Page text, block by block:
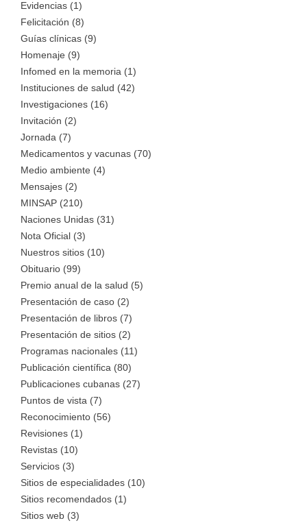
Evidencias (1)
Felicitación (8)
Guías clínicas (9)
Homenaje (9)
Infomed en la memoria (1)
Instituciones de salud (42)
Investigaciones (16)
Invitación (2)
Jornada (7)
Medicamentos y vacunas (70)
Medio ambiente (4)
Mensajes (2)
MINSAP (210)
Naciones Unidas (31)
Nota Oficial (3)
Nuestros sitios (10)
Obituario (99)
Premio anual de la salud (5)
Presentación de caso (2)
Presentación de libros (7)
Presentación de sitios (2)
Programas nacionales (11)
Publicación científica (80)
Publicaciones cubanas (27)
Puntos de vista (7)
Reconocimiento (56)
Revisiones (1)
Revistas (10)
Servicios (3)
Sitios de especialidades (10)
Sitios recomendados (1)
Sitios web (3)